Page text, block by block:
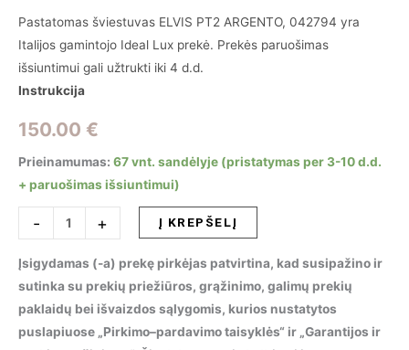
Pastatomas šviestuvas ELVIS PT2 ARGENTO, 042794 yra
Italijos gamintojo Ideal Lux prekė. Prekės paruošimas
išsiuntimui gali užtrukti iki 4 d.d.
Instrukcija
150.00 €
Prieinamumas: 67 vnt. sandėlyje (pristatymas per 3-10 d.d.
+ paruošimas išsiuntimui)
-
produkto
kiekis:
Pastatomas
šviestuvas
ELVIS
PT2
+ Į KREPŠELĮ
Įsigydamas (-a) prekę pirkėjas patvirtina, kad susipažino ir
sutinka su prekių priežiūros, grąžinimo, galimų prekių
paklaidų bei išvaizdos sąlygomis, kurios nustatytos
puslapiuose „Pirkimo–pardavimo taisyklės“ ir „Garantijos ir